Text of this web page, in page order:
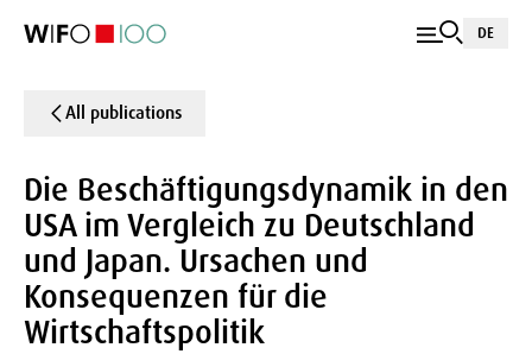
DE
All publications
Die Beschäftigungsdynamik in den
USA im Vergleich zu Deutschland
und Japan. Ursachen und
Konsequenzen für die
Wirtschaftspolitik